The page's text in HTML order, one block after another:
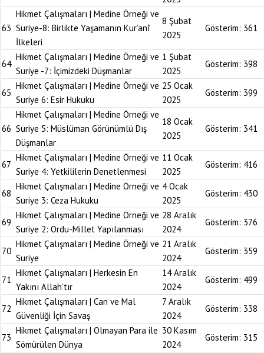
63
Hikmet Çalışmaları | Medine Örneği ve
Suriye-8: Birlikte Yaşamanın Kur’anî
İlkeleri
8 Şubat
2025
Gösterim: 361
64
Hikmet Çalışmaları | Medine Örneği ve
Suriye -7: İçimizdeki Düşmanlar
1 Şubat
2025
Gösterim: 398
65
Hikmet Çalışmaları | Medine Örneği ve
Suriye 6: Esir Hukuku
25 Ocak
2025
Gösterim: 399
66
Hikmet Çalışmaları | Medine Örneği ve
Suriye 5: Müslüman Görünümlü Dış
Düşmanlar
18 Ocak
2025
Gösterim: 341
67
Hikmet Çalışmaları | Medine Örneği ve
Suriye 4: Yetkililerin Denetlenmesi
11 Ocak
2025
Gösterim: 416
68
Hikmet Çalışmaları | Medine Örneği ve
Suriye 3: Ceza Hukuku
4 Ocak
2025
Gösterim: 430
69
Hikmet Çalışmaları | Medine Örneği ve
Suriye 2: Ordu-Millet Yapılanması
28 Aralık
2024
Gösterim: 376
70
Hikmet Çalışmaları | Medine Örneği ve
Suriye
21 Aralık
2024
Gösterim: 359
71
Hikmet Çalışmaları | Herkesin En
Yakını Allah’tır
14 Aralık
2024
Gösterim: 499
72
Hikmet Çalışmaları | Can ve Mal
Güvenliği İçin Savaş
7 Aralık
2024
Gösterim: 338
73
Hikmet Çalışmaları | Olmayan Para ile
Sömürülen Dünya
30 Kasım
2024
Gösterim: 315